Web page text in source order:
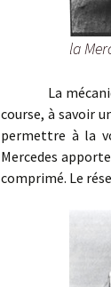
la
La mécanique
course, à savoir
permettre à la
Mercedes
comprimé. Le